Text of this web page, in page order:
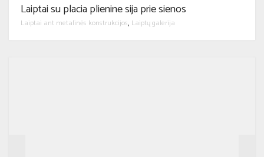
Laiptai su placia plienine sija prie sienos
Laiptai ant metalinės konstrukcijos, Laiptų galerija